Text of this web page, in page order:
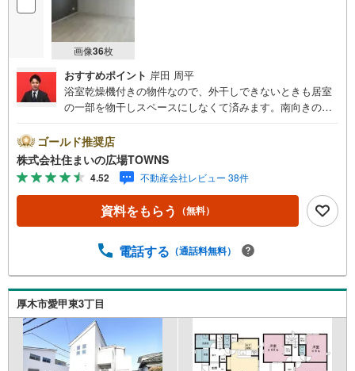
画像36枚
おすすめポイント 岸田 周平
浴室乾燥機付きの物件なので、外干しできないときも居室
の一部を物干しスペースにしなくて済みます。南向きの物
広さの物件はこちらです。多くの方に好評の、3LDKの物件
情報はこちらです。TVインターホンで、モニターから来訪
者が確認できます。こちらは清潔感のある新築戸建て物件
です。新しい生活を気持ち新たにスタートさせるならやっ
ぱりきれいな新築物件。【年中無休/9:00～21:00】人気物
件は特にお問い合わせが集中するため、お早めにお電話下
ご見学がスムーズです。■その他、各種ご相談も承っており
ョン■住まいの広場TOWNSからお客様へ経験豊富なスタッ
フが親身になってお客様に合った物件をご紹介させて頂き
ます！ /他社様掲載物件も併せてご紹介可能ですのでお気軽
にお問い合わせ下さい♪駐車場もございますので、お車で
のお越しも大歓迎です！
ゴールド推奨店
株式会社住まいの広場TOWNS
4.52 不動産会社レビュー 38件
資料をもらう （無料）
電話する （通話料無料）
厚木市愛甲東3丁目